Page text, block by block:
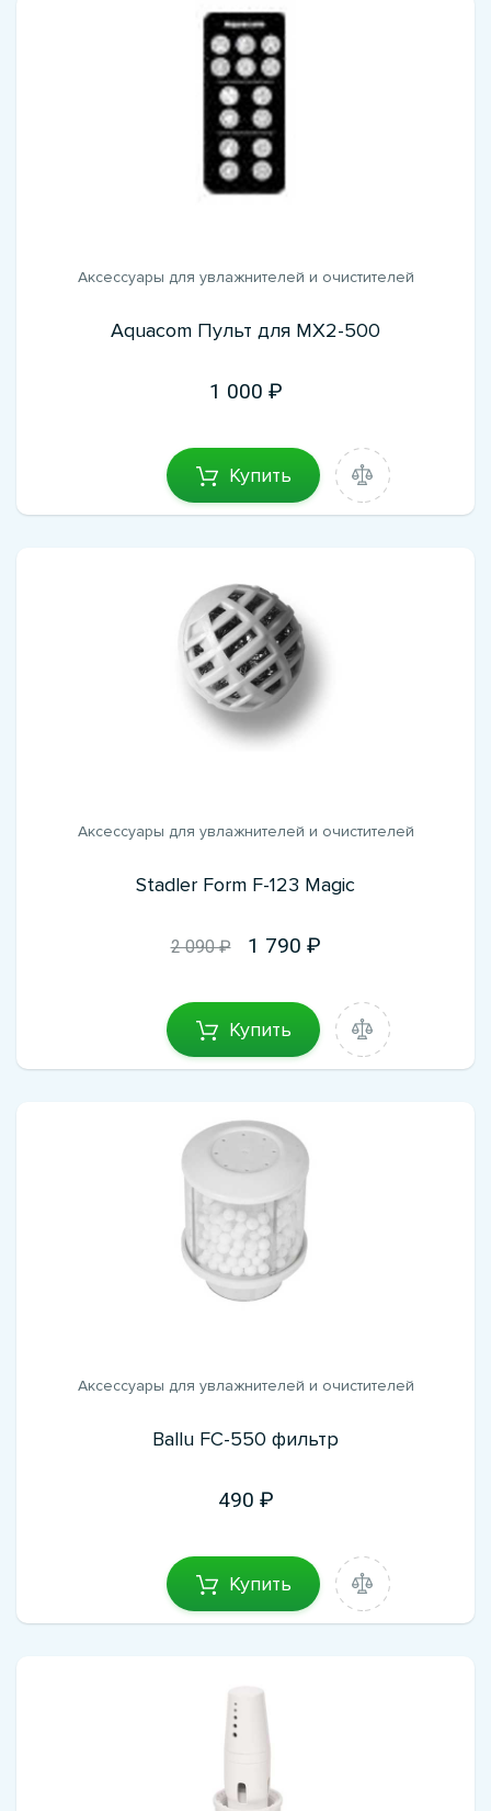
Аксессуары для увлажнителей и очистителей
Aquacom Пульт для MX2-500
1 000
Купить
Аксессуары для увлажнителей и очистителей
Stadler Form F-123 Magic
2 090 ₽ 1 790
Купить
Аксессуары для увлажнителей и очистителей
Ballu FC-550 фильтр
490
Купить